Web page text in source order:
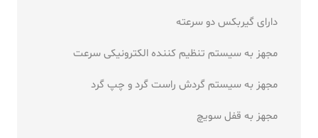
دارای گیربکس دو سرعته
مجهز به سیستم تنظیم کننده الکترونیکی سرعت
مجهز به سیستم گردش راست گرد و چپ گرد
مجهز به قفل سویچ